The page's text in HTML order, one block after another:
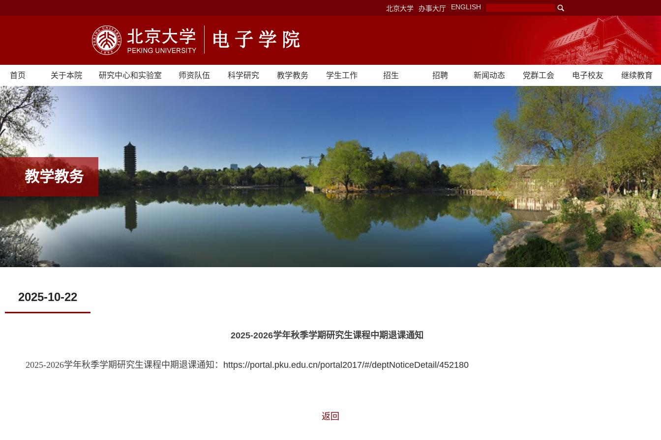
北京大学 办事大厅 ENGLISH
首页 关于本院 研究中心和实验室 师资队伍 科学研究 教学教务 学生工作 招生 招聘 新闻动态 党群工会 电子校友 继续教育
教学教务
2025-10-22
2025-2026学年秋季学期研究生课程中期退课通知
2025-2026学年秋季学期研究生课程中期退课通知： https://portal.pku.edu.cn/portal2017/#/deptNoticeDetail/452180
返回